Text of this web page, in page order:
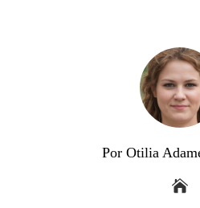
Por Otilia